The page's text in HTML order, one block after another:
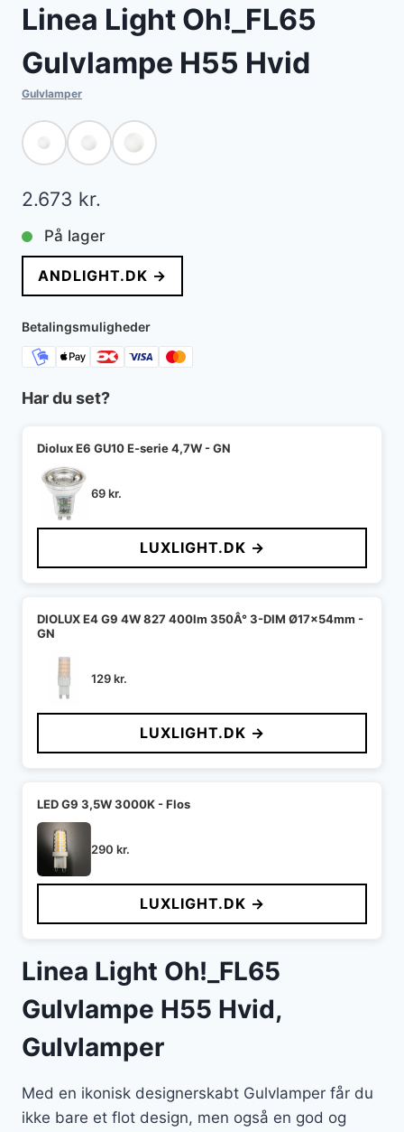
Linea Light Oh!_FL65
Gulvlampe H55 Hvid
Gulvlamper
2.673 kr.
På lager
ANDLIGHT.DK →
Betalingsmuligheder
Har du set?
Diolux E6 GU10 E-serie 4,7W - GN
69kr.
LUXLIGHT.DK →
DIOLUX E4 G9 4W 827 400lm 350Â° 3-DIM Ø17x54mm -
GN
129kr.
LUXLIGHT.DK →
LED G9 3,5W 3000K - Flos
290 kr.
LUXLIGHT.DK →
Linea Light Oh!_FL65
Gulvlampe H55 Hvid,
Gulvlamper
Med en ikonisk designerskabt Gulvlamper får du
ikke bare et flot design, men også en god og